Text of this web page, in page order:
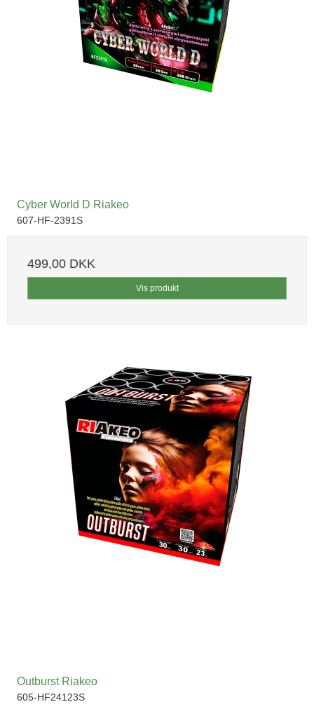
Cyber World D Riakeo
607-HF-2391S
499,00 DKK
Vis produkt
Outburst Riakeo
605-HF24123S